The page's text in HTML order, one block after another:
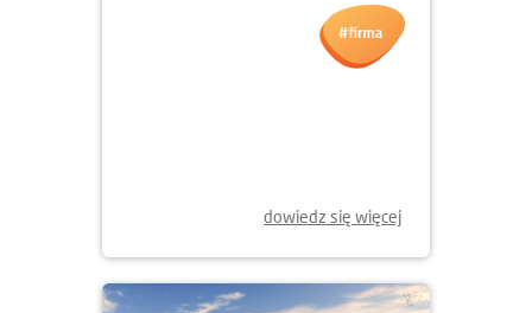
dowiedz się więcej